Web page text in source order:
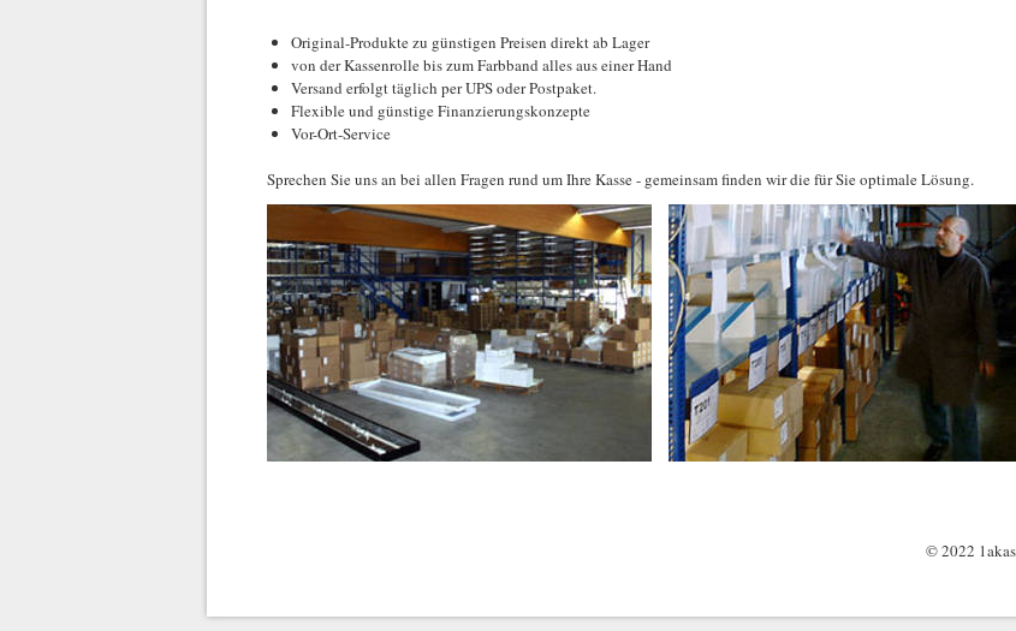
Original-Produkte zu günstigen Preisen direkt ab Lager
von der Kassenrolle bis zum Farbband alles aus einer Hand
Versand erfolgt täglich per UPS oder Postpaket.
Flexible und günstige Finanzierungskonzepte
Vor-Ort-Service
Sprechen Sie uns an bei allen Fragen rund um Ihre Kasse - gemeinsam finden wir die für Sie optimale Lösung.
© 2022